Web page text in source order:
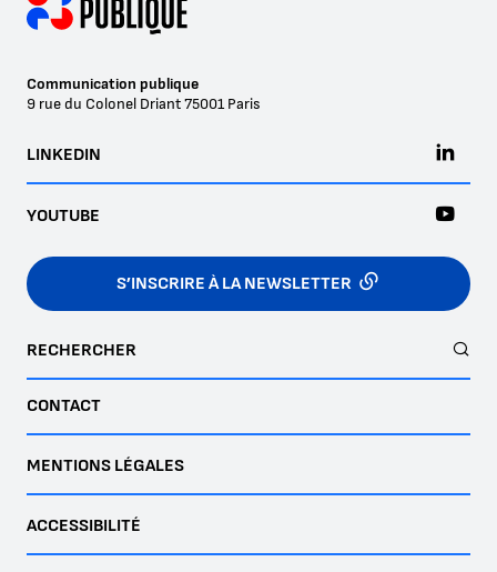
Communication publique
9 rue du Colonel Driant75001 Paris
S’INSCRIRE À LA NEWSLETTER
LINKEDIN
YOUTUBE
RECHERCHER
CONTACT
MENTIONS LÉGALES
ACCESSIBILITÉ